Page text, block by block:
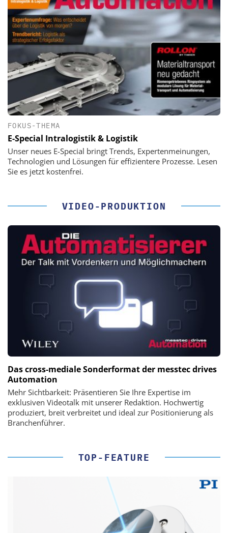
FOKUS-THEMA
E-Special Intralogistik & Logistik
Unser neues E-Special bringt Trends, Expertenmeinungen,
Technologien und Lösungen für effizientere Prozesse. Lesen
Sie es jetzt kostenfrei.
VIDEO-PRODUKTION
Das cross-mediale Sonderformat der messtec drives
Automation
Mehr Sichtbarkeit: Präsentieren Sie Ihre Expertise im
exklusiven Videotalk mit unserer Redaktion. Hochwertig
produziert, breit verbreitet und ideal zur Positionierung als
Branchenführer.
TOP-FEATURE